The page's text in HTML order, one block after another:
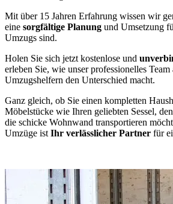
Mit über 15 Jahren Erfahrung wissen wir
eine sorgfältige Planung und Umsetzung
Umzugs sind.
Holen Sie sich jetzt kostenlose und
erleben Sie, wie unser professionelles Team
Umzugshelfern den Unterschied macht.
Ganz gleich, ob Sie einen kompletten
Möbelstücke wie Ihren geliebten Sessel,
die schicke Wohnwand transportieren
Umzüge ist Ihr verlässlicher Partner für